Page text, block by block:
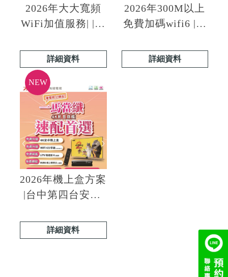
2026年大大寬頻
WiFi加值服務| |台
網路安裝|台中wifi
安裝|西區wifi安裝
詳細資料
2026年300M以上
免費加碼wifi6 |台
西區網路安裝推
薦|台中wifi安裝推
詳細資料
2026年機上盒方案
|台中第四台安裝|
大大寬頻第四台安
裝推薦
詳細資料